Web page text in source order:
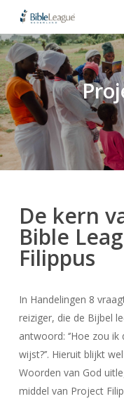
main
content
Hit enter to search or
De kern
Bible
Filippus
In Handelingen 8
reiziger, die de Bijbel
antwoord: ‘’Hoe zou
wijst?’’. Hieruit blijkt
Woorden van God
middel van Project